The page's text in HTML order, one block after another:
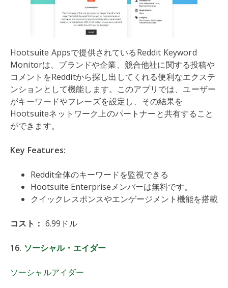
Hootsuite Appsで提供されているReddit Keyword
Monitorは、ブランドや企業、競合他社に関する投稿や
コメントをRedditから探し出してくれる便利なエクステ
ンションとして機能します。このアプリでは、ユーザー
がキーワードやフレーズを設定し、その結果を
Hootsuiteネットワーク上のパートナーと共有すること
ができます。
Key Features:
Reddit全体のキーワードを監視できる
Hootsuite Enterpriseメンバーは無料です。
クイックレスポンスやエンゲージメント機能を搭載
コスト： 6.99ドル
16. ソーシャル・エイダー
ソーシャルアイダー